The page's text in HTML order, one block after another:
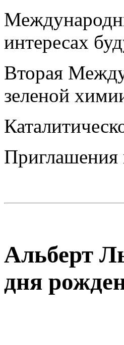
интересах
Вторая
зеленой
Приглашения
Альберт
дня